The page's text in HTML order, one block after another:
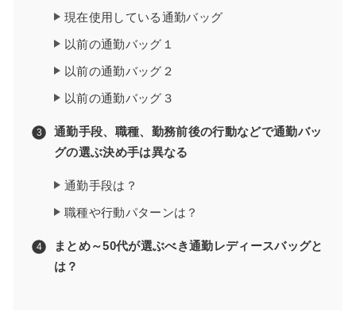
現在使用している通勤バッグ
以前の通勤バッグ１
以前の通勤バッグ２
以前の通勤バッグ３
通勤手段、職種、勤務前後の行動などで通勤バッ
グの選ぶ決め手は異なる
通勤手段は？
職種や行動パターンは？
まとめ～50代が選ぶべき通勤レディースバッグと
は？